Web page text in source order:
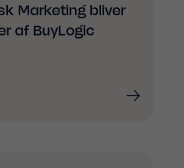
Marketing bliver
af BuyLogic